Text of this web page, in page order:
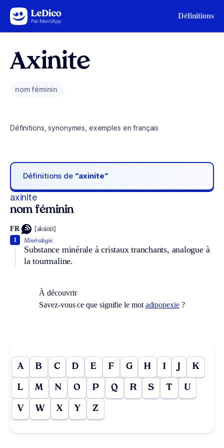
Aller au contenu Définitions
Axinite
nom féminin
Définitions, synonymes, exemples en français
Définitions de “axinite“
axinite
nom féminin
FR [aksinit]
Minéralogie.
Substance minérale à cristaux tranchants, analogue à
la tourmaline.
1
À découvrir
Savez-vous ce que signifie le mot adipopexie?
A B C D E F G H I J K
L M N O P Q R S T U
V W X Y Z